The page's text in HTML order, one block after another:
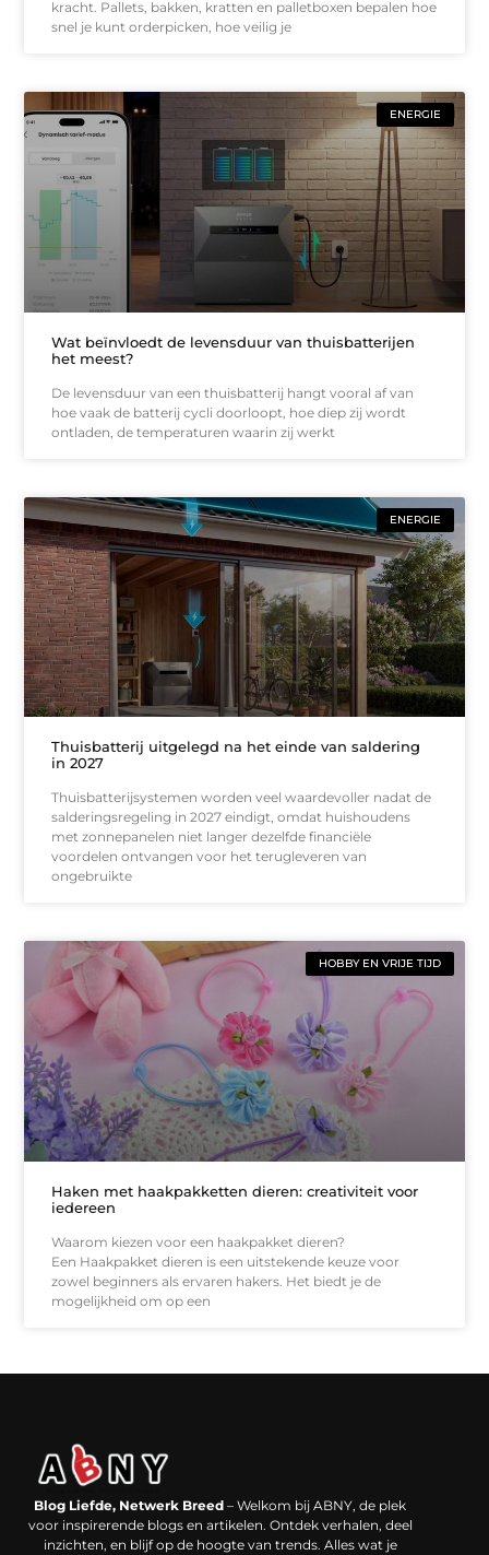
kracht. Pallets, bakken, kratten en palletboxen bepalen hoe
snel je kunt orderpicken, hoe veilig je
ENERGIE
Wat beïnvloedt de levensduur van thuisbatterijen
het meest?
De levensduur van een thuisbatterij hangt vooral af van
hoe vaak de batterij cycli doorloopt, hoe diep zij wordt
ontladen, de temperaturen waarin zij werkt
ENERGIE
Thuisbatterij uitgelegd na het einde van saldering
in 2027
Thuisbatterijsystemen worden veel waardevoller nadat de
salderingsregeling in 2027 eindigt, omdat huishoudens
met zonnepanelen niet langer dezelfde financiële
voordelen ontvangen voor het terugleveren van
ongebruikte
HOBBY EN VRIJE TIJD
Haken met haakpakketten dieren: creativiteit voor
iedereen
Waarom kiezen voor een haakpakket dieren?
Een Haakpakket dieren is een uitstekende keuze voor
zowel beginners als ervaren hakers. Het biedt je de
mogelijkheid om op een
Blog Liefde, Netwerk Breed – Welkom bij ABNY, de plek
voor inspirerende blogs en artikelen. Ontdek verhalen, deel
inzichten, en blijf op de hoogte van trends. Alles wat je